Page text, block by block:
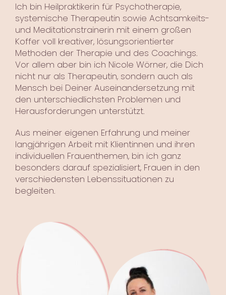
Ich bin Heilpraktikerin für Psychotherapie,
systemische Therapeutin sowie Achtsamkeits-
und Meditationstrainerin mit einem großen
Koffer voll kreativer, lösungsorientierter
Methoden der Therapie und des Coachings.
Vor allem aber bin ich Nicole Wörner, die Dich
nicht nur als Therapeutin, sondern auch als
Mensch bei Deiner Auseinandersetzung mit
den unter­schiedlichsten Problemen und
Herausforderungen unterstützt.
Aus meiner eigenen Erfahrung und meiner
langjährigen Arbeit mit Klientinnen und ihren
individuellen Frauenthemen, bin ich ganz
besonders darauf spezialisiert, Frauen in den
verschiedensten Lebenssituationen zu
begleiten.